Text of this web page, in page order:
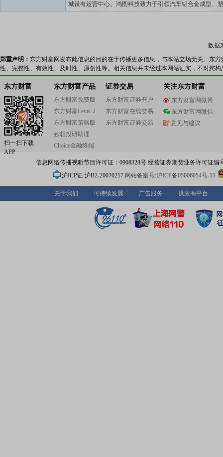
城设有运营中心。鸿图科技致力于引领汽车铝合金成型、
面处理、材料研发及智能化集成技术产品的研发、开发与
念,以“一次把工作做好”的质量观和工作态度,从企业的使命
盲目追求速度。
数据
郑重声明： 东方财富网发布此信息的目的在于传播更多信息，与本站立场无关。东
性、完整性、有效性、及时性、原创性等。相关信息并未经过本网站证实，不对您
东方财富
扫一扫下载
APP
东方财富产品
东方财富免费版
东方财富Level-2
东方财富策略版
妙想投研助理
Choice金融终端
证券交易
东方财富证券开户
东方财富在线交易
东方财富证券交易
关注东方财富
东方财富网微博
东方财富网微信
意见与建议
信息网络传播视听节目许可证：0908328号 经营证券期货业务许可证编
沪ICP证:沪B2-20070217 网站备案号:沪ICP备05006054号-11
关于我们 可持续发展 广告服务 供应商平台